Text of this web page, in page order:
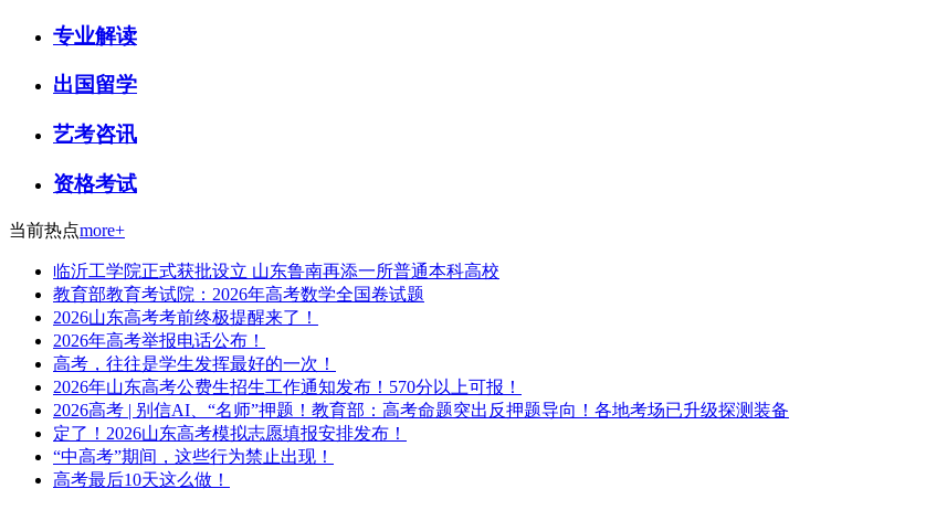
专业解读
出国留学
艺考咨讯
资格考试
当前热点more+
临沂工学院正式获批设立 山东鲁南再添一所普通本科高校
教育部教育考试院：2026年高考数学全国卷试题
2026山东高考考前终极提醒来了！
2026年高考举报电话公布！
高考，往往是学生发挥最好的一次！
2026年山东高考公费生招生工作通知发布！570分以上可报！
2026高考 | 别信AI、“名师”押题！教育部：高考命题突出反押题导向！各地考场已升级探测装备
定了！2026山东高考模拟志愿填报安排发布！
“中高考”期间，这些行为禁止出现！
高考最后10天这么做！